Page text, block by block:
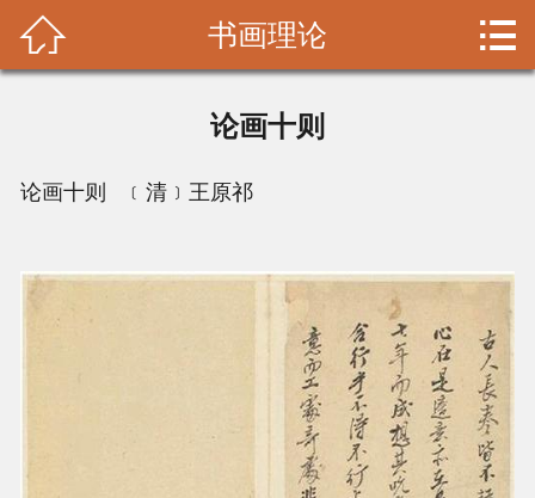
书画装裱
山水画
花鸟画
人物画
 书画理论 
论画十则
论画十则 ﹝清﹞王原祁